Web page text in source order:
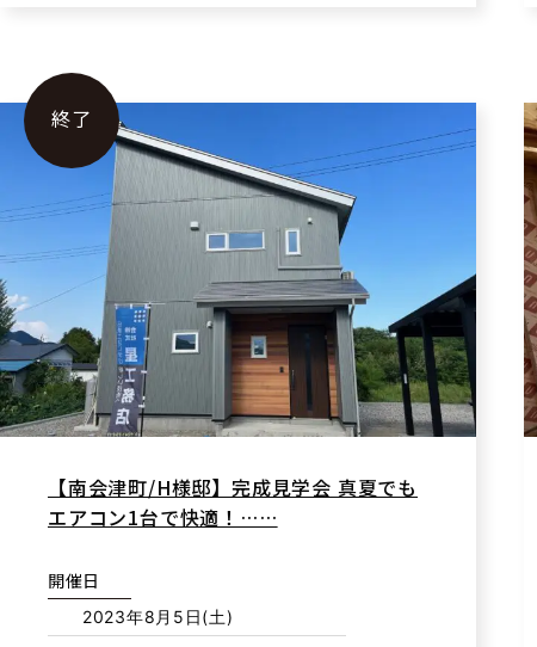
終了
【南会津町/H様邸】完成見学会 真夏でも
エアコン1台で快適！……
開催日
2023年8月5日(土)